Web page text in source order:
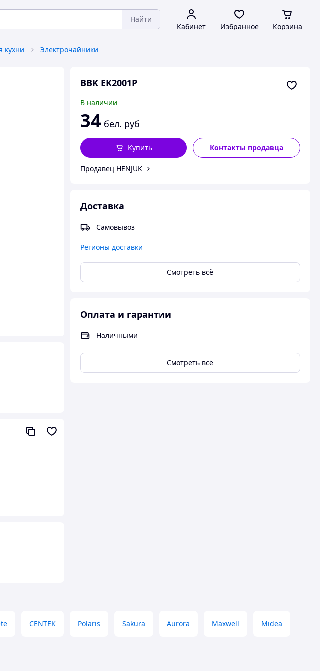
Найти
Кабинет Избранное Корзина
кухни Электрочайники
BBK EK2001P
В наличии
34 бел. руб
Контакты продавца
Купить
Продавец HENJUK
Доставка
Самовывоз
Регионы доставки
Смотреть всё
Оплата и гарантии
Наличными
Смотреть всё
CENTEK Polaris Sakura Aurora Maxwell Midea